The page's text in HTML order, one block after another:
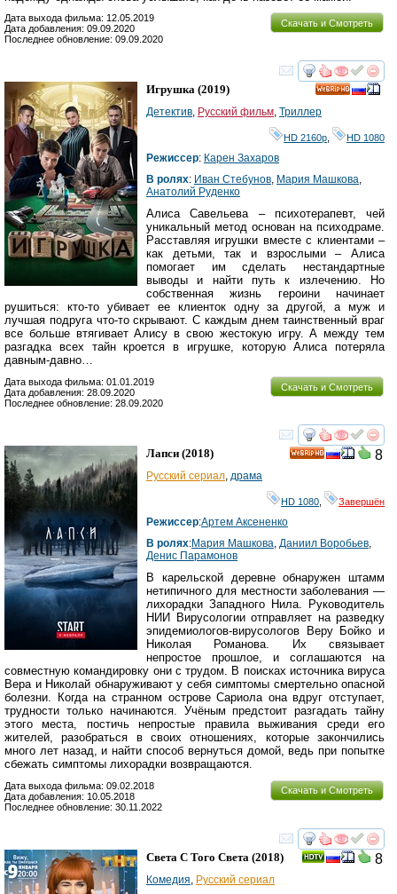
Скачать и Смотреть
Дата выхода фильма: 12.05.2019
Дата добавления: 09.09.2020
Последнее обновление: 09.09.2020
смотреть
Игрушка (2019)
Детектив, Русский фильм, Триллер
HD 2160р HD 1080
Режиссер: Карен Захаров
В ролях: Иван Стебунов, Мария Машкова,
Анатолий Руденко
Алиса Савельева – психотерапевт, чей
уникальный метод основан на психодраме.
Расставляя игрушки вместе с клиентами –
как детьми, так и взрослыми – Алиса
помогает им сделать нестандартные
выводы и найти путь к излечению. Но
собственная жизнь героини начинает
рушиться: кто-то убивает ее клиенток одну за другой, а муж и
лучшая подруга что-то скрывают. С каждым днем таинственный враг
все больше втягивает Алису в свою жестокую игру. А между тем
разгадка всех тайн кроется в игрушке, которую Алиса потеряла
давным-давно…
Скачать и Смотреть
Дата выхода фильма: 01.01.2019
Дата добавления: 28.09.2020
Последнее обновление: 28.09.2020
смотреть
8
Лапси (2018)
Русский сериал, драма
HD 1080 Завершён
Режиссер:Артем Аксененко
В ролях:Мария Машкова, Даниил Воробьев,
Денис Парамонов
В карельской деревне обнаружен штамм
нетипичного для местности заболевания —
лихорадки Западного Нила. Руководитель
НИИ Вирусологии отправляет на разведку
эпидемиологов-вирусологов Веру Бойко и
Николая Романова. Их связывает
непростое прошлое, и соглашаются на
совместную командировку они с трудом. В поисках источника вируса
Вера и Николай обнаруживают у себя симптомы смертельно опасной
болезни. Когда на странном острове Сариола она вдруг отступает,
трудности только начинаются. Учёным предстоит разгадать тайну
этого места, постичь непростые правила выживания среди его
жителей, разобраться в своих отношениях, которые закончились
много лет назад, и найти способ вернуться домой, ведь при попытке
сбежать симптомы лихорадки возвращаются.
Скачать и Смотреть
Дата выхода фильма: 09.02.2018
Дата добавления: 10.05.2018
Последнее обновление: 30.11.2022
смотреть
8
Света С Того Света (2018)
Комедия, Русский сериал